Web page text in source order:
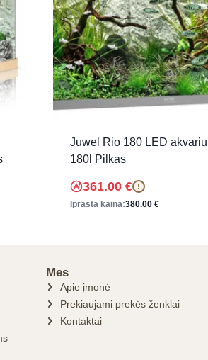
Juwel Rio 180 LED
180l Pilkas
361.00 € !
Įprasta kaina:380.00 €
Mes
Apie įmonė
Prekiaujami prekės ženklai
Kontaktai